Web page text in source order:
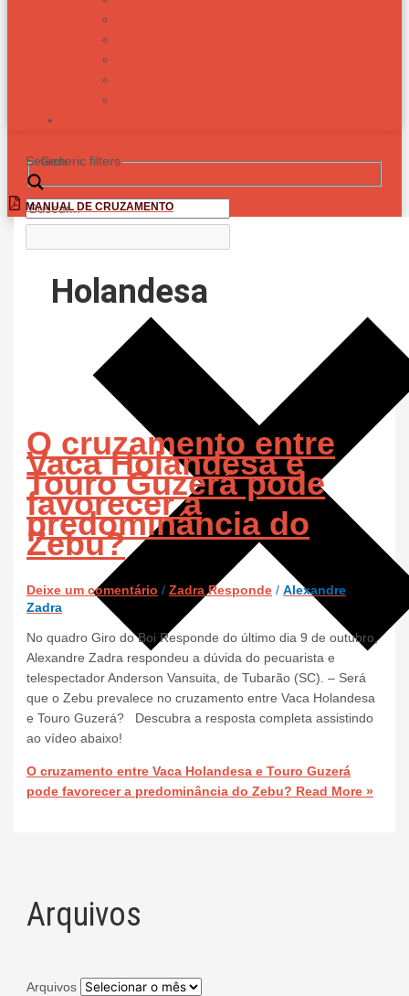
Search
Generic filters
MANUAL DE CRUZAMENTO
Holandesa
O cruzamento entre
Vaca Holandesa e
Touro Guzerá pode
favorecer a
predominância do
Zebu?
Deixe um comentário /Zadra Responde /Alexandre
Zadra
No quadro Giro do Boi Responde do último dia 9 de outubro,
Alexandre Zadra respondeu a dúvida do pecuarista e
telespectador Anderson Vansuita, de Tubarão (SC). – Será
que o Zebu prevalece no cruzamento entre Vaca Holandesa
e Touro Guzerá? Descubra a resposta completa assistindo
ao vídeo abaixo!
O cruzamento entre Vaca Holandesa e Touro Guzerá
pode favorecer a predominância do Zebu? Read More »
Arquivos
Arquivos